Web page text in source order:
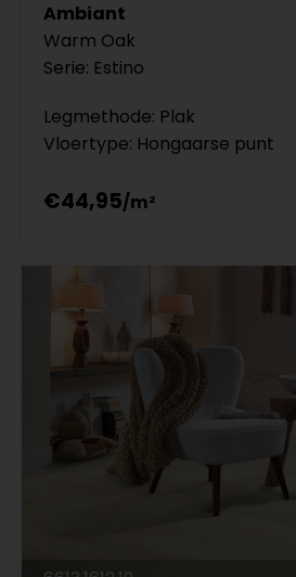
Ambiant
Warm Oak
Serie: Estino
Legmethode: Plak
Vloertype: Hongaarse punt
€44,95